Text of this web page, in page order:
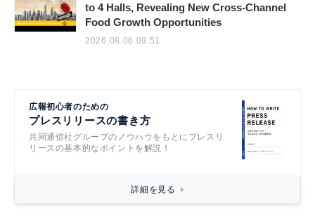
to 4 Halls, Revealing New Cross-Channel
Food Growth Opportunities
2026.08.06 09:51
広報初心者のための
プレスリリースの書き方
共同通信社グループのノウハウをもとにプレスリ
リースの基本的なポイントを解説！
詳細を見る